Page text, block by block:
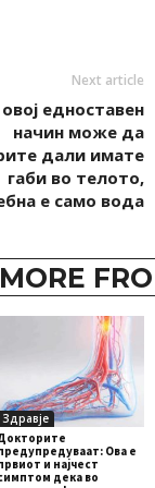
Next article
едноставен
начин може да
дали имате
габи во телото,
е само вода
MORE
Здравје
Ова е
и најчест
дека во